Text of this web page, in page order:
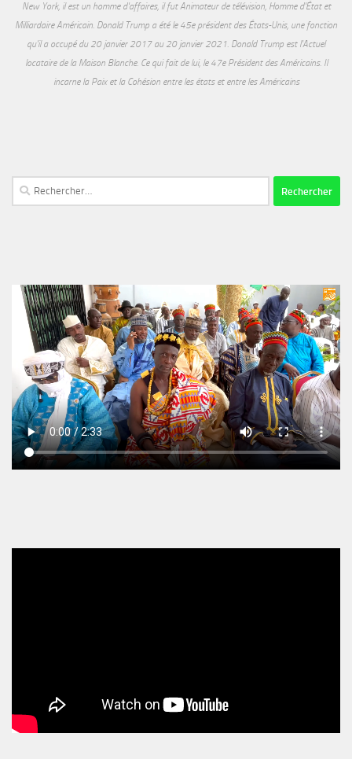
New York, il est un homme d'affaires, il fut Animateur de télévision, Homme d'État et
Milliardaire Américain. Donald Trump a été le 45e président des États-Unis, une fonction
qu'il a occupé du 20 janvier 2017 au 20 janvier 2021. Donald Trump est l'Actuel
locataire de la Maison Blanche. Ce qui fait de lui, le 47e Président des Américains. Il
incarne la Paix et la Cohésion entre les états et entre les Américains
Rechercher :